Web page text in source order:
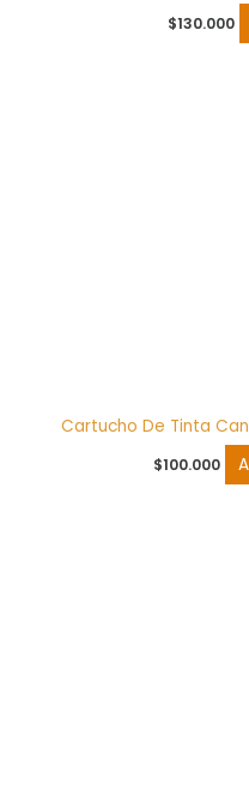
$130.000
Cartucho De Tinta
$100.000